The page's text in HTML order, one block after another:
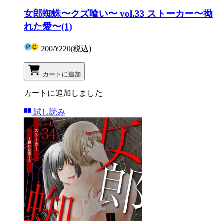
女郎蜘蛛〜クズ喰い〜 vol.33 ストーカー〜拗
れた愛〜(1)
200/¥220(税込)
カートに追加
カートに追加しました
試し読み